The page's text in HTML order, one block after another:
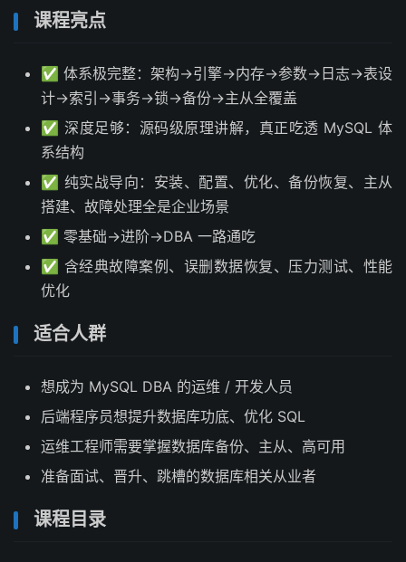
课程亮点
✅ 体系极完整：架构→引擎→内存→参数→日志→表设
计→索引→事务→锁→备份→主从全覆盖
✅ 深度足够：源码级原理讲解，真正吃透 MySQL 体
系结构
✅ 纯实战导向：安装、配置、优化、备份恢复、主从
搭建、故障处理全是企业场景
✅ 零基础→进阶→DBA 一路通吃
✅ 含经典故障案例、误删数据恢复、压力测试、性能
优化
适合人群
想成为 MySQL DBA 的运维 / 开发人员
后端程序员想提升数据库功底、优化 SQL
运维工程师需要掌握数据库备份、主从、高可用
准备面试、晋升、跳槽的数据库相关从业者
课程目录